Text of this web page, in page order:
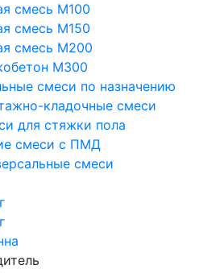
смесь М100
смесь М150
смесь М200
М300
смеси по назначению
кладочные смеси
для стяжки пола
смеси с ПМД
смеси